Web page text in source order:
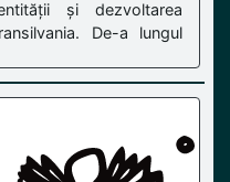
și dezvoltarea
De-a lungul